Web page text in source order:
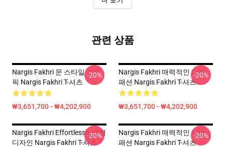
관련 상품
Nargis Fakhri 문 스타일 그래
픽 Nargis Fakhri T-셔츠
₩3,651,700 - ₩4,202,900
-20%
Nargis Fakhri 매력적인 디바
패션 Nargis Fakhri T-셔츠
₩3,651,700 - ₩4,202,900
-20%
Nargis Fakhri Effortlessly 유행
디자인 Nargis Fakhri T-셔츠
-20%
Nargis Fakhri 매력적인 디바
패션 Nargis Fakhri T-셔츠
-20%